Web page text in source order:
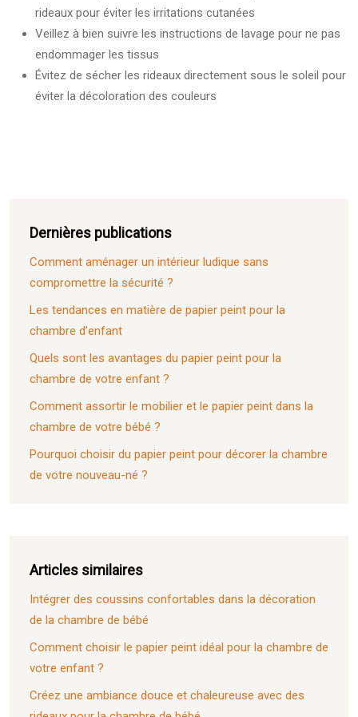
rideaux pour éviter les irritations cutanées
Veillez à bien suivre les instructions de lavage pour ne pas
endommager les tissus
Évitez de sécher les rideaux directement sous le soleil pour
éviter la décoloration des couleurs
Dernières publications
Comment aménager un intérieur ludique sans
compromettre la sécurité ?
Les tendances en matière de papier peint pour la
chambre d’enfant
Quels sont les avantages du papier peint pour la
chambre de votre enfant ?
Comment assortir le mobilier et le papier peint dans la
chambre de votre bébé ?
Pourquoi choisir du papier peint pour décorer la chambre
de votre nouveau-né ?
Articles similaires
Intégrer des coussins confortables dans la décoration
de la chambre de bébé
Comment choisir le papier peint idéal pour la chambre de
votre enfant ?
Créez une ambiance douce et chaleureuse avec des